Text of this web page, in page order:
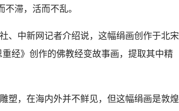
滞，活而不乱。
中新网记者介绍说，这幅绢画创作于北宋
经》创作的佛教经变故事画，提取其中精
，在海内外并不鲜见，但这幅绢画是敦煌